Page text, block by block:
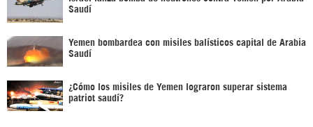
Saudí
Yemen bombardea con misiles balísticos capital de Arabia
Saudí
¿Cómo los misiles de Yemen lograron superar sistema
patriot saudí?